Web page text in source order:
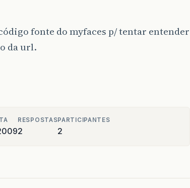
fonte do myfaces p/ tentar entender
da url.
RESPOSTAS
2
PARTICIPANTES
2